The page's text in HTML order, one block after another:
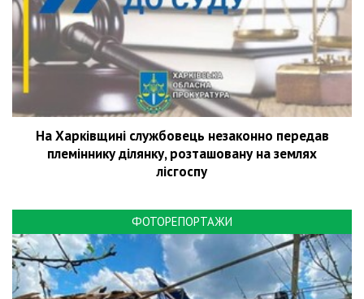
На Харківщині службовець незаконно передав
племіннику ділянку, розташовану на землях
лісгоспу
ФОТОРЕПОРТАЖИ